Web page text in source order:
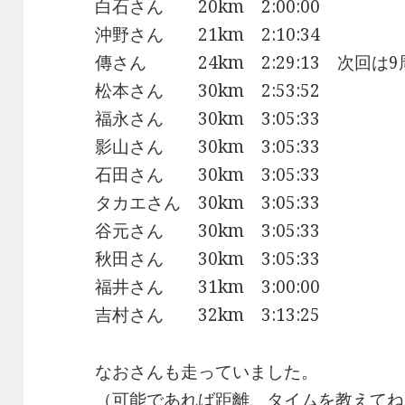
白石さん 20km 2:00:00
沖野さん 21km 2:10:34
傳さん 24km 2:29:13 次回は9
松本さん 30km 2:53:52
福永さん 30km 3:05:33
影山さん 30km 3:05:33
石田さん 30km 3:05:33
タカエさん 30km 3:05:33
谷元さん 30km 3:05:33
秋田さん 30km 3:05:33
福井さん 31km 3:00:00
吉村さん 32km 3:13:25
なおさんも走っていました。
（可能であれば距離、タイムを教えて